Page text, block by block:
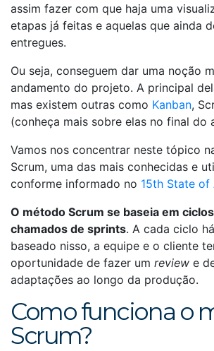
assim fazer com que haja uma
etapas já feitas e aquelas que ainda
entregues.
Ou seja, conseguem dar uma noção
andamento do projeto. A principal
mas existem outras como Kanban,
(conheça mais sobre elas no final do
Vamos nos concentrar neste tópico
Scrum, uma das mais conhecidas e
conforme informado no 15th State of
O método Scrum se baseia em
chamados de sprints. A cada ciclo
baseado nisso, a equipe e o cliente
oportunidade de fazer um review e
adaptações ao longo da produção.
Como funciona o
Scrum?